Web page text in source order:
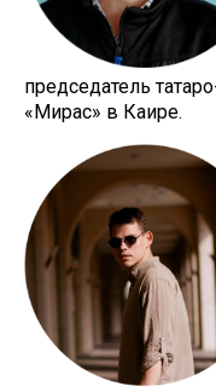
председатель
«Мирас» в Каире.